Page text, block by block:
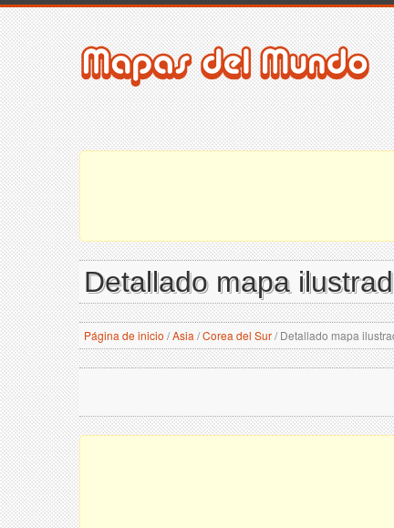
Detallado mapa
Página de inicio /Asia /Corea del Sur/Detallado mapa